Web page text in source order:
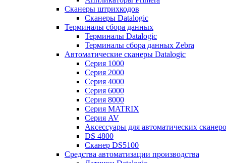
Сканеры штрихкодов
Сканеры Datalogic
Терминалы сбора данных
Терминалы Datalogic
Терминалы сбора данных Zebra
Автоматические сканеры Datalogic
Серия 1000
Серия 2000
Серия 4000
Серия 6000
Серия 8000
Серия MATRIX
Серия AV
Аксессуары для автоматических
DS 4800
Сканер DS5100
Средства автоматизации производства